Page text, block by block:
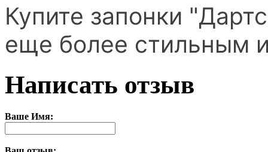
Купите запонки
еще более стильным
Написать отзыв
Ваше Имя: